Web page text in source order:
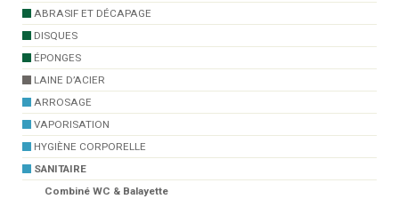
ABRASIF ET DÉCAPAGE
DISQUES
ÉPONGES
LAINE D’ACIER
ARROSAGE
VAPORISATION
HYGIÈNE CORPORELLE
SANITAIRE
Combiné WC & Balayette